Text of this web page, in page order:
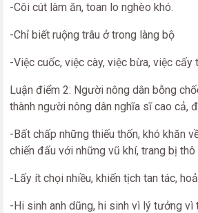
-Côi cút làm ăn, toan lo nghèo khó.
-Chỉ biết ruộng trâu ở trong làng bộ
-Việc cuốc, việc cày, việc bừa, việc cấy
Luận điểm 2: Người nông dân bỗng
thành người nông dân nghĩa sĩ cao cả,
-Bất chấp những thiếu thốn, khó khăn
chiến đấu với những vũ khí, trang bị
-Lấy ít chọi nhiều, khiến tịch tan tác,
-Hi sinh anh dũng, hi sinh vì lý tưởng vì